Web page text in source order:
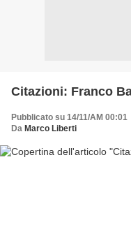
Citazioni: Franco
Pubblicato su 14/11/AM 00:01
Da Marco Liberti